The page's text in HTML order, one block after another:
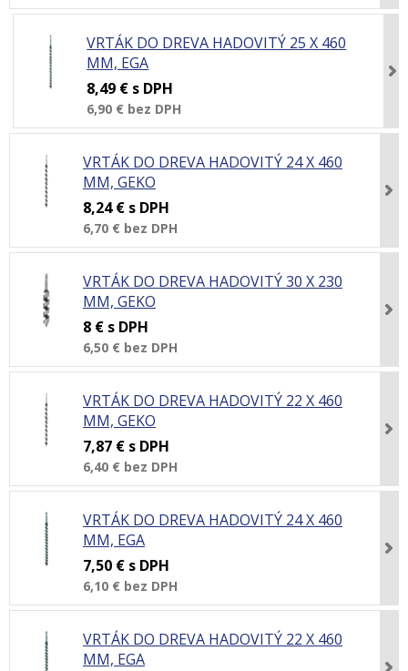
VRTÁK DO DREVA HADOVITÝ 25 X 460
MM, EGA
8,49 € s DPH
6,90 € bez DPH
VRTÁK DO DREVA HADOVITÝ 24 X 460
MM, GEKO
8,24 € s DPH
6,70 € bez DPH
VRTÁK DO DREVA HADOVITÝ 30 X 230
MM, GEKO
8 € s DPH
6,50 € bez DPH
VRTÁK DO DREVA HADOVITÝ 22 X 460
MM, GEKO
7,87 € s DPH
6,40 € bez DPH
VRTÁK DO DREVA HADOVITÝ 24 X 460
MM, EGA
7,50 € s DPH
6,10 € bez DPH
VRTÁK DO DREVA HADOVITÝ 22 X 460
MM, EGA